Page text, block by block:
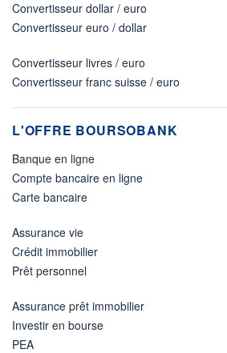
Convertisseur dollar / euro
Convertisseur euro / dollar
Convertisseur livres / euro
Convertisseur franc suisse / euro
L'OFFRE BOURSOBANK
Banque en ligne
Compte bancaire en ligne
Carte bancaire
Assurance vie
Crédit immobilier
Prêt personnel
Assurance prêt immobilier
Investir en bourse
PEA